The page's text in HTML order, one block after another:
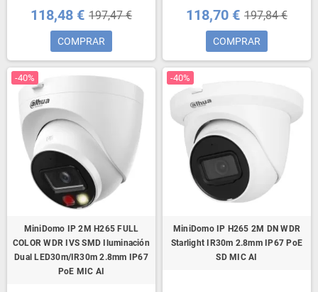
118,48 € 197,47 €
COMPRAR
118,70 € 197,84 €
COMPRAR
-40%
MiniDomo IP 2M H265 FULL
COLOR WDR IVS SMD Iluminación
Dual LED30m/IR30m 2.8mm IP67
PoE MIC AI
-40%
MiniDomo IP H265 2M DN WDR
Starlight IR30m 2.8mm IP67 PoE
SD MIC AI